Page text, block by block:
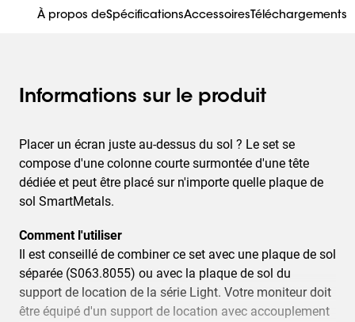
À propos deSpécificationsAccessoires Téléchargements
Informations sur le produit
Placer un écran juste au-dessus du sol ? Le set se
compose d'une colonne courte surmontée d'une tête
dédiée et peut être placé sur n'importe quelle plaque de
sol SmartMetals.
Comment l'utiliser
Il est conseillé de combiner ce set avec une plaque de sol
séparée (S063.8055) ou avec la plaque de sol du
support de location de la série Light. Votre moniteur doit
être équipé d'un support de location avec accouplement